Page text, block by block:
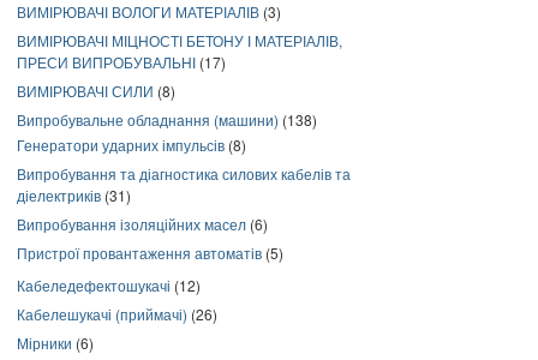
ВИМІРЮВАЧІ ВОЛОГИ МАТЕРІАЛІВ (3)
ВИМІРЮВАЧІ МІЦНОСТІ БЕТОНУ І МАТЕРІАЛІВ,
ПРЕСИ ВИПРОБУВАЛЬНІ (17)
ВИМІРЮВАЧІ СИЛИ (8)
Випробувальне обладнання (машини) (138)
Генератори ударних імпульсів (8)
Випробування та діагностика силових кабелів та
діелектриків (31)
Випробування ізоляційних масел (6)
Пристрої провантаження автоматів (5)
Кабеледефектошукачі (12)
Кабелешукачі (приймачі) (26)
Мірники (6)